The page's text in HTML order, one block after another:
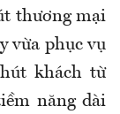
thương mại
vừa phục vụ
khách từ
năng dài